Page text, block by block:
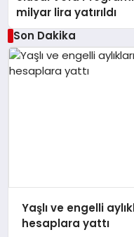
milyar lira yatırıldı
Son Dakika
Yaşlı ve engelli
hesaplara yattı